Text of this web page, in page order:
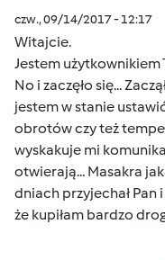
czw., 09/14/2017 - 12:17
Witajcie.
Jestem użytkownikiem
No i zaczęło się...
jestem w stanie
obrotów czy też
wyskakuje mi
otwierają... Masakra
dniach przyjechał Pan
że kupiłam bardzo